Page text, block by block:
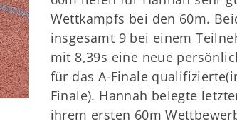
Wettkampfs bei den 60m.
insgesamt 9 bei einem
mit 8,39s eine neue
für das A-Finale
Finale). Hannah belegte
ihrem ersten 60m